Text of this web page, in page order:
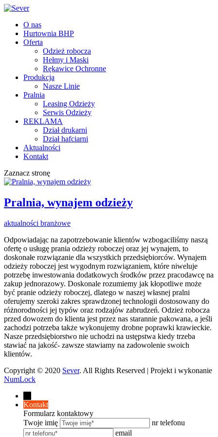
O nas
Hurtownia BHP
Oferta
Odzież robocza
Hełmy i Maski
Rękawice Ochronne
Produkcja
Nasze Linie
Pralnia
Leasing Odzieży
Serwis Odzieży
REKLAMA
Dział drukarni
Dział hafciarni
Aktualności
Kontakt
Zaznacz stronę
Pralnia, wynajem odzieży
aktualności branżowe
Odpowiadając na zapotrzebowanie klientów wzbogaciliśmy naszą
ofertę o usługę prania odzieży roboczej oraz jej wynajem, to
doskonałe rozwiązanie dla wszystkich przedsiębiorców. Wynajem
odzieży roboczej jest wygodnym rozwiązaniem, które niweluje
potrzebę inwestowania dodatkowych środków przez pracodawcę na
zakup jednorazowy. Doskonale rozumiemy jak kłopotliwe może
być pranie odzieży roboczej, dlatego w naszej własnej pralni
oferujemy szeroki zakres sprawdzonej technologii dostosowany do
różnorodności jej typów oraz rodzajów zabrudzeń. Odzież robocza
przed dowozem do klienta jest przez nas starannie pakowana, a jeśli
zachodzi potrzeba także wykonujemy drobne poprawki krawieckie.
Nasze przedsiębiorstwo nie uchodzi na ustępstwa kiedy trzeba
stawiać na jakość- zawsze stawiamy na zadowolenie swoich
klientów.
Copyright © 2020 Sever. All Rights Reserved | Projekt i wykonanie
NumLock
Kontakt
Formularz kontaktowy
Twoje imię
nr telefonu
email